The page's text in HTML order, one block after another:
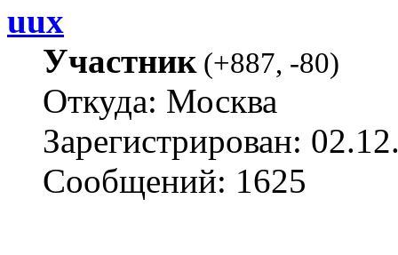
uux
Участник(+887, -80)
Откуда: Москва
Зарегистрирован:
Сообщений: 1625